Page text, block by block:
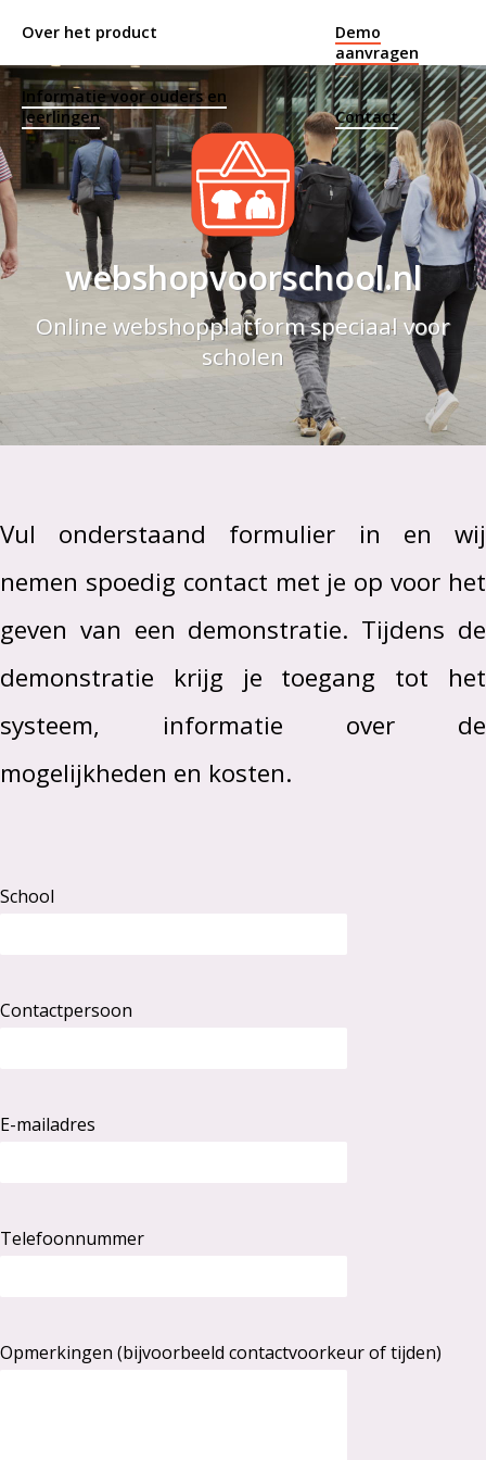
Over het product
Informatie voor ouders en
leerlingen
Demo
aanvragen
Contact
webshopvoorschool.nl
Online webshopplatform speciaal voor
scholen
Vul onderstaand formulier in en wij
nemen spoedig contact met je op voor het
geven van een demonstratie. Tijdens de
demonstratie krijg je toegang tot het
systeem, informatie over de
mogelijkheden en kosten.
School
Contactpersoon
E-mailadres
Telefoonnummer
Opmerkingen (bijvoorbeeld contactvoorkeur of tijden)